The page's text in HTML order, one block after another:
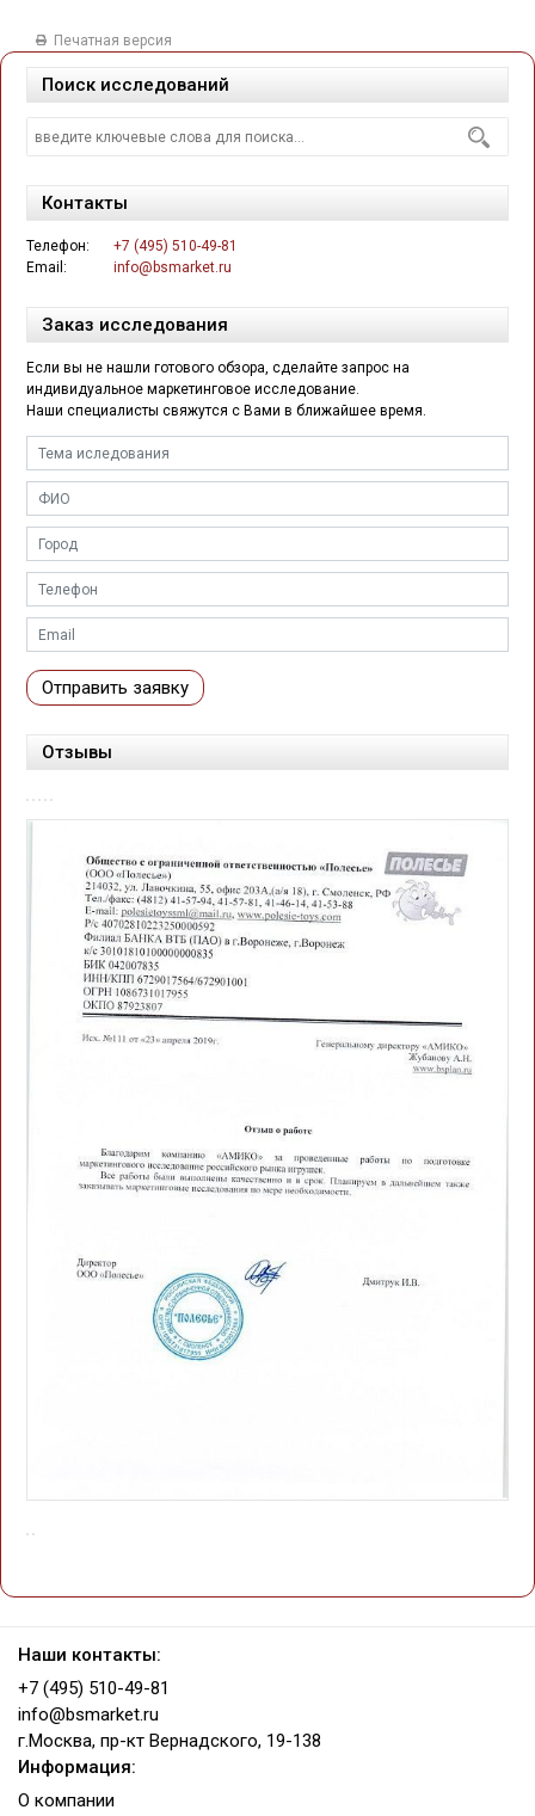
Печатная версия
Поиск исследований
Контакты
Телефон:
+7 (495) 510-49-81
Email:
info@bsmarket.ru
Заказ исследования
Если вы не нашли готового обзора, сделайте запрос на
индивидуальное маркетинговое исследование.
Наши специалисты свяжутся с Вами в ближайшее время.
Отправить заявку
Отзывы
Наши контакты:
+7 (495) 510-49-81
info@bsmarket.ru
г.Москва, пр-кт Вернадского, 19-138
Информация:
О компании